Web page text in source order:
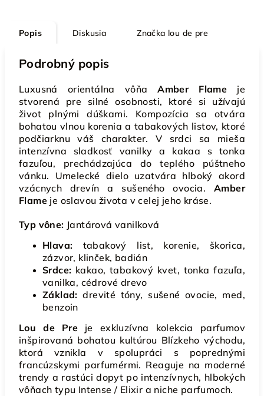
Popis Diskusia Značka lou de pre
Podrobný popis
Luxusná orientálna vôňaAmber Flame je
stvorená pre silné osobnosti, ktoré si užívajú
život plnými dúškami. Kompozícia sa otvára
bohatou vlnou korenia a tabakových listov, ktoré
podčiarknu váš charakter. V srdci sa mieša
intenzívna sladkosť vanilky a kakaa s tonka
fazuľou, prechádzajúca do teplého púštneho
vánku. Umelecké dielo uzatvára hlboký akord
vzácnych drevín a sušeného ovocia. Amber
Flame je oslavou života v celej jeho kráse.
Typ vône: Jantárová vanilková
Hlava: tabakový list, korenie, škorica,
zázvor, klinček, badián
Srdce: kakao, tabakový kvet, tonka fazuľa,
vanilka, cédrové drevo
Základ: drevité tóny, sušené ovocie, med,
benzoin
Lou de Pre je exkluzívna kolekcia parfumov
inšpirovaná bohatou kultúrou Blízkeho východu,
ktorá vznikla v spolupráci s poprednými
francúzskymi parfumérmi. Reaguje na moderné
trendy a rastúci dopyt po intenzívnych, hlbokých
vôňach typu Intense / Elixir a niche parfumoch.